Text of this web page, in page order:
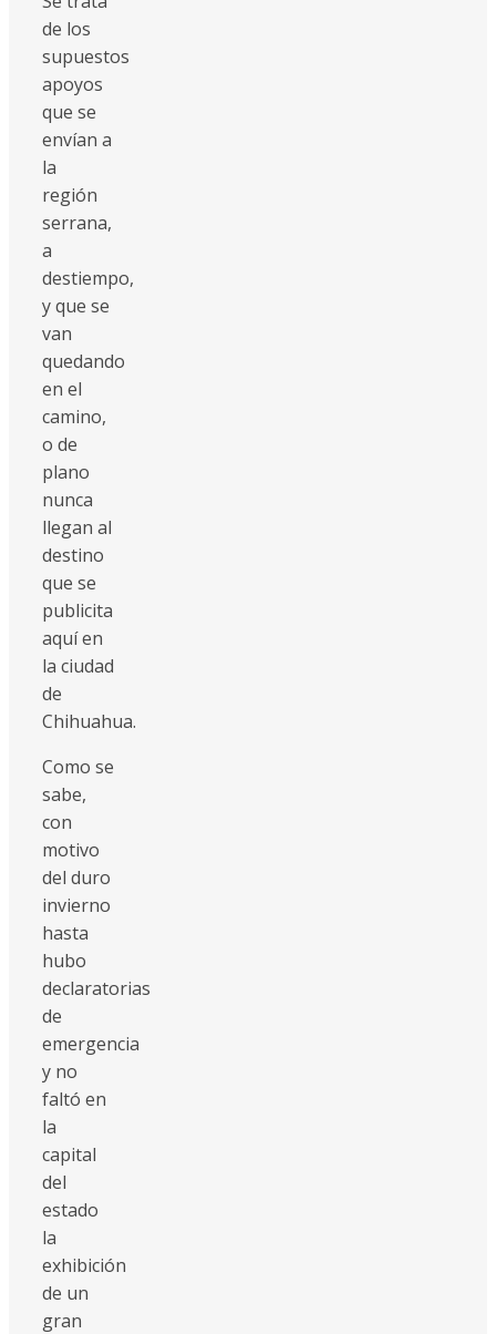
de los
supuestos
apoyos
que se
envían a
la
región
serrana,
a
destiempo,
y que se
van
quedando
en el
camino,
o de
plano
nunca
llegan al
destino
que se
publicita
aquí en
la ciudad
de
Chihuahua.
Como se
sabe,
con
motivo
del duro
invierno
hasta
hubo
declaratorias
de
emergencia
y no
faltó en
la
capital
del
estado
la
exhibición
de un
gran